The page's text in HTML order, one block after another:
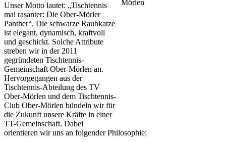
Unser Motto lautet: „Tischtennis
mal rasanter: Die Ober-Mörler
Panther“. Die schwarze Raubkatze
ist elegant, dynamisch, kraftvoll
und geschickt. Solche Attribute
streben wir in der 2011
gegründeten Tischtennis-
Gemeinschaft Ober-Mörlen an.
Hervorgegangen aus der
Tischtennis-Abteilung des TV
Ober-Mörlen und dem Tischtennis-
Club Ober-Mörlen bündeln wir für
die Zukunft unsere Kräfte in einer
TT-Gemeinschaft. Dabei
orientieren wir uns an folgender Philosophie: